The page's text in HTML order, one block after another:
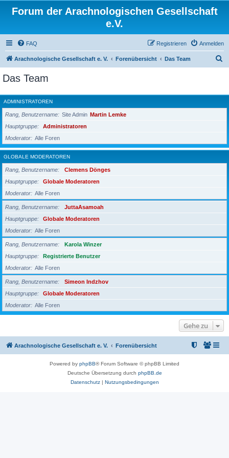
Forum der Arachnologischen Gesellschaft
e.V.
FAQ Anmelden
Registrieren
Arachnologische Gesellschaft e. V. Forenübersicht Das Team
h
e
Das Team
ADMINISTRATOREN
Rang, Benutzername Site Admin Martin Lemke
Hauptgruppe
Administratoren
Moderator
Alle Foren
GLOBALE MODERATOREN
Rang, Benutzername
Clemens Dönges
Hauptgruppe
Globale Moderatoren
Moderator
Alle Foren
Rang, Benutzername
JuttaAsamoah
Hauptgruppe
Globale Moderatoren
Moderator
Alle Foren
Rang, Benutzername
Karola Winzer
Hauptgruppe
Registrierte Benutzer
Moderator
Alle Foren
Rang, Benutzername
Simeon Indzhov
Hauptgruppe
Globale Moderatoren
Moderator
Alle Foren
Gehe zu
Arachnologische Gesellschaft e. V. Forenübersicht
Powered by phpBB® Forum Software © phpBB Limited
Deutsche Übersetzung durch phpBB.de
Datenschutz| Nutzungsbedingungen